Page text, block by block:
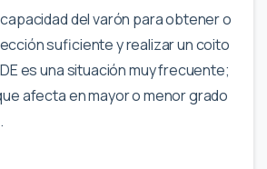
del varón para obtener o
suficiente y realizar un coito
es una situación muy frecuente;
afecta en mayor o menor grado